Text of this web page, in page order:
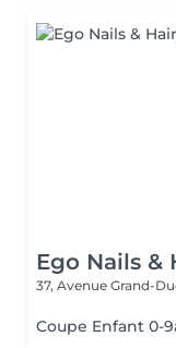
Ego Nails &
37, Avenue Grand-
Coupe Enfant 0-